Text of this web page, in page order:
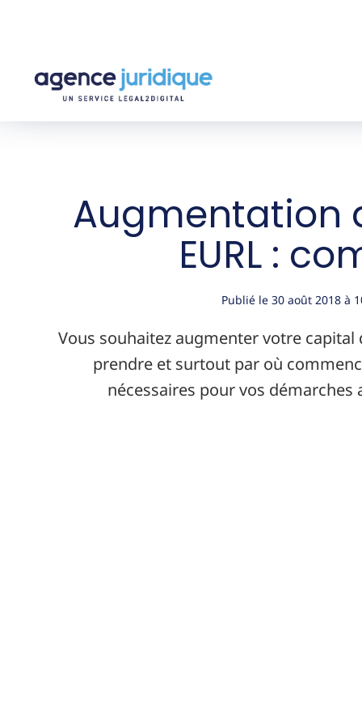
Augmentation
EURL :
Publié le 30 août 2018 à
Vous souhaitez augmenter votre capital
prendre et surtout par où
nécessaires pour vos